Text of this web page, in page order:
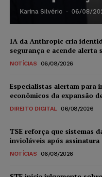
Karina Silvério - 06/08/
IA da Anthropic cria
segurança e acende alerta
NOTÍCIAS 06/08/2026
Especialistas alertam para
econômicos da expansão
DIREITO DIGITAL 06/08/2026
TSE reforça que sistemas
invioláveis após
NOTÍCIAS 06/08/2026